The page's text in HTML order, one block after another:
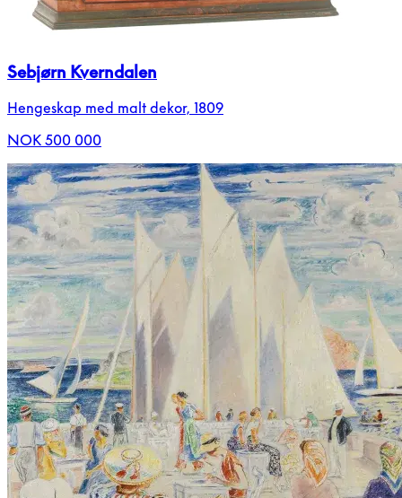
Sebjørn Kverndalen
Hengeskap med malt dekor, 1809
NOK 500 000